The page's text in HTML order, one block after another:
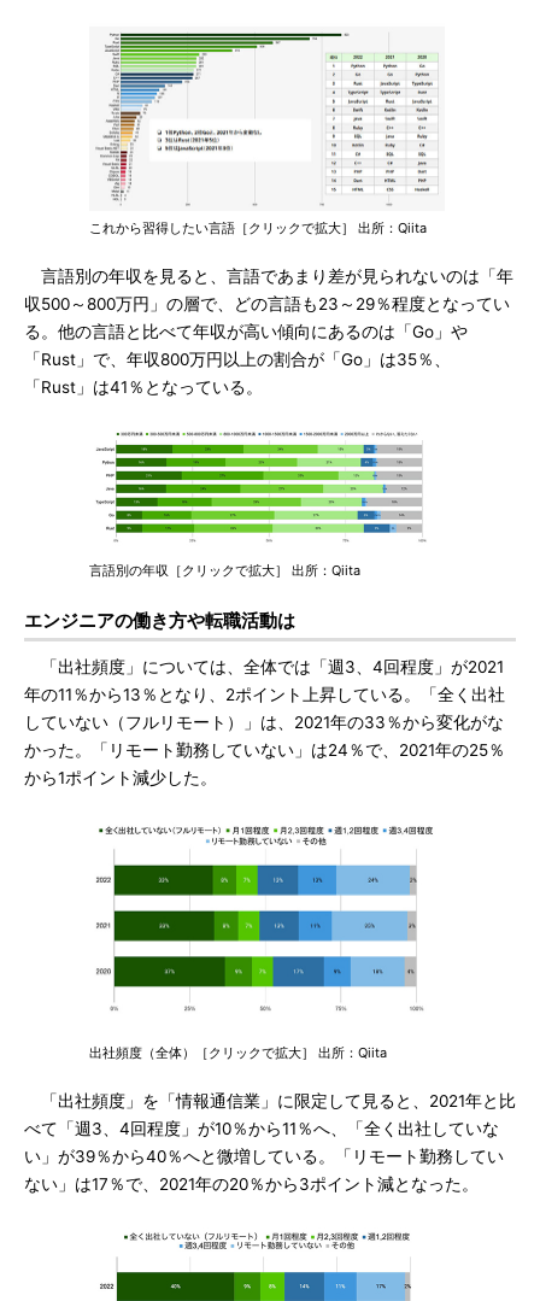
これから習得したい言語［クリックで拡大］ 出所：Qiita
言語別の年収を見ると、言語であまり差が見られないのは「年
収500～800万円」の層で、どの言語も23～29％程度となってい
る。他の言語と比べて年収が高い傾向にあるのは「Go」や
「Rust」で、年収800万円以上の割合が「Go」は35％、
「Rust」は41％となっている。
言語別の年収［クリックで拡大］ 出所：Qiita
エンジニアの働き方や転職活動は
「出社頻度」については、全体では「週3、4回程度」が2021
年の11％から13％となり、2ポイント上昇している。「全く出社
していない（フルリモート）」は、2021年の33％から変化がな
かった。「リモート勤務していない」は24％で、2021年の25％
から1ポイント減少した。
出社頻度（全体）［クリックで拡大］ 出所：Qiita
「出社頻度」を「情報通信業」に限定して見ると、2021年と比
べて「週3、4回程度」が10％から11％へ、「全く出社していな
い」が39％から40％へと微増している。「リモート勤務してい
ない」は17％で、2021年の20％から3ポイント減となった。